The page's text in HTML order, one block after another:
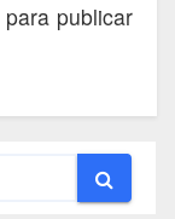
para publicar